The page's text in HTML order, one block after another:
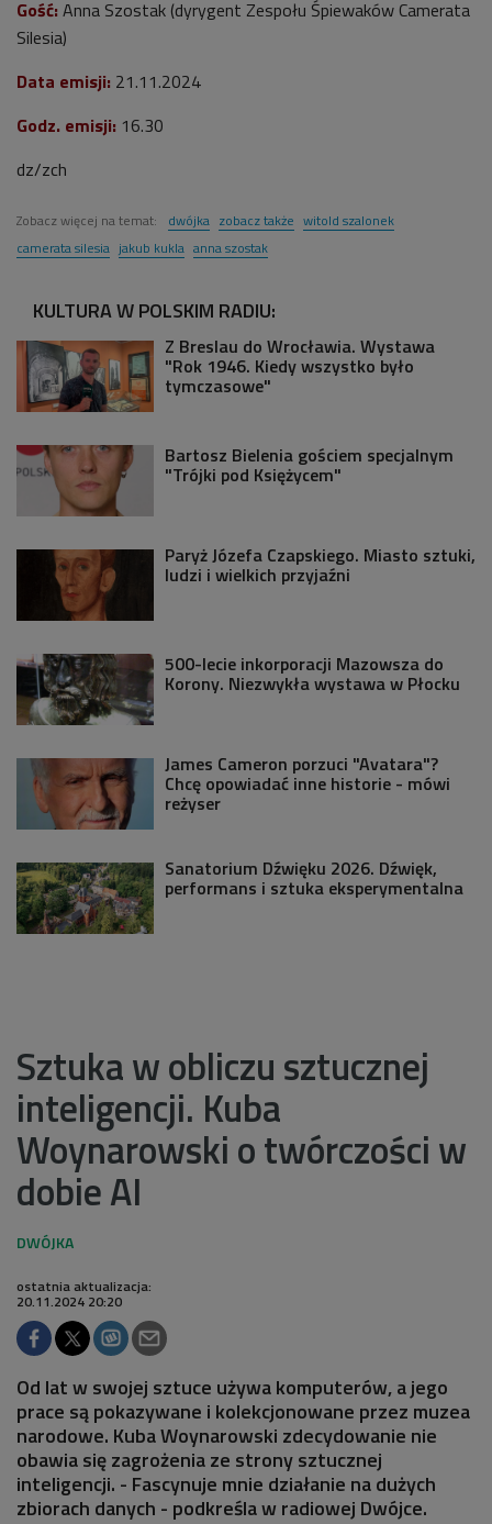
Gość: Anna Szostak (dyrygent Zespołu Śpiewaków Camerata
Silesia)
Data emisji: 21.11.2024
Godz. emisji: 16.30
dz/zch
Zobacz więcej na temat: dwójka zobacz także witold szalonek
camerata silesia jakub kukla anna szostak
KULTURA W POLSKIM RADIU:
Z Breslau do Wrocławia. Wystawa
"Rok 1946. Kiedy wszystko było
tymczasowe"
Bartosz Bielenia gościem specjalnym
"Trójki pod Księżycem"
Paryż Józefa Czapskiego. Miasto sztuki,
ludzi i wielkich przyjaźni
500-lecie inkorporacji Mazowsza do
Korony. Niezwykła wystawa w Płocku
James Cameron porzuci "Avatara"?
Chcę opowiadać inne historie - mówi
reżyser
Sanatorium Dźwięku 2026. Dźwięk,
performans i sztuka eksperymentalna
Sztuka w obliczu sztucznej
inteligencji. Kuba
Woynarowski o twórczości w
dobie AI
ostatnia aktualizacja:
20.11.2024 20:20
Od lat w swojej sztuce używa komputerów, a jego
prace są pokazywane i kolekcjonowane przez muzea
narodowe. Kuba Woynarowski zdecydowanie nie
obawia się zagrożenia ze strony sztucznej
inteligencji. - Fascynuje mnie działanie na dużych
zbiorach danych - podkreśla w radiowej Dwójce.